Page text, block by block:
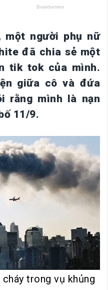
một người phụ nữ
đã chia sẻ một
tik tok của mình.
giữa cô và đứa
rằng mình là nạn
11/9.
trong vụ khủng